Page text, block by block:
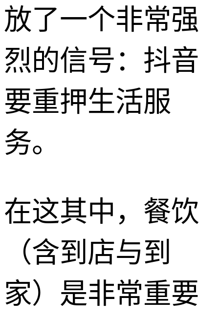
放了一个非常强
烈的信号：抖音
要重押生活服
务。
在这其中，餐饮
（含到店与到
家）是非常重要